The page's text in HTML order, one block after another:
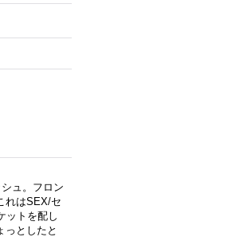
ュ。フロン
れはSEX/セ
ットを配し
っとしたと